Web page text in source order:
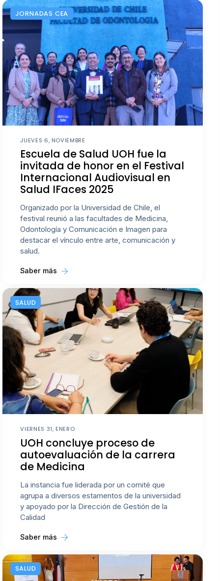
JORNADAS CEA
JUEVES 6, NOVIEMBRE
Escuela de Salud UOH fue la
invitada de honor en el Festival
Internacional Audiovisual en
Salud IFaces 2025
Organizado por la Universidad de Chile, el
festival reunió a las facultades de Medicina,
Odontología y Comunicación e Imagen para
destacar el vínculo entre arte, comunicación y
salud.
Saber más
SALUD
VIERNES 31, ENERO
UOH concluye proceso de
autoevaluación de la carrera
de Medicina
La instancia fue liderada por un comité que
agrupa a diversos estamentos de la universidad
y apoyado por la Dirección de Gestión de la
Calidad
Saber más
SALUD